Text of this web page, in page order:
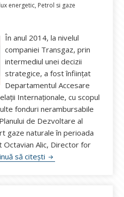
energetic, Petrol si gaze
În anul 2014, la nivelul
companiei Transgaz, prin
intermediul unei decizii
strategice, a fost înființat
Departamentul Accesare
Internaționale, cu scopul
fonduri nerambursabile
de Dezvoltare al
gaze naturale în perioada
Alic, Director for
să citești Departament